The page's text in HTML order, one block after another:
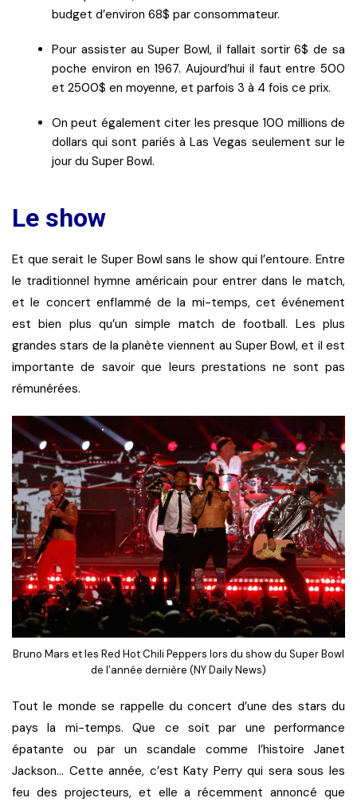
budget d’environ 68$ par consommateur.
Pour assister au Super Bowl, il fallait sortir 6$ de sa
poche environ en 1967. Aujourd’hui il faut entre 500
et 2500$ en moyenne, et parfois 3 à 4 fois ce prix.
On peut également citer les presque 100 millions de
dollars qui sont pariés à Las Vegas seulement sur le
jour du Super Bowl.
Le show
Et que serait le Super Bowl sans le show qui l’entoure. Entre
le traditionnel hymne américain pour entrer dans le match,
et le concert enflammé de la mi-temps, cet événement
est bien plus qu’un simple match de football. Les plus
grandes stars de la planète viennent au Super Bowl, et il est
importante de savoir que leurs prestations ne sont pas
rémunérées.
Bruno Mars et les Red Hot Chili Peppers lors du show du Super Bowl
de l’année dernière (NY Daily News)
Tout le monde se rappelle du concert d’une des stars du
pays la mi-temps. Que ce soit par une performance
épatante ou par un scandale comme l’histoire Janet
Jackson… Cette année, c’est Katy Perry qui sera sous les
feu des projecteurs, et elle a récemment annoncé que